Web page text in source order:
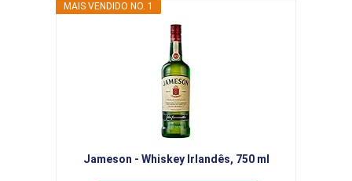
MAIS VENDIDO NO. 1
Jameson - Whiskey Irlandês, 750 ml